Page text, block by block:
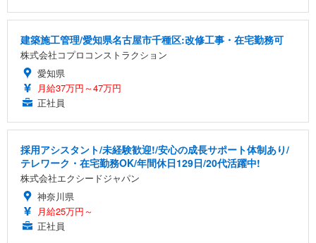
建築施工管理/愛知県名古屋市千種区:改修工事・在宅勤務可
株式会社コプロコンストラクション
愛知県
月給37万円～47万円
正社員
採用アシスタント/未経験歓迎!/安心の成長サポート体制あり/
テレワーク・在宅勤務OK/年間休日129日/20代活躍中!
株式会社エクシードジャパン
神奈川県
月給25万円～
正社員